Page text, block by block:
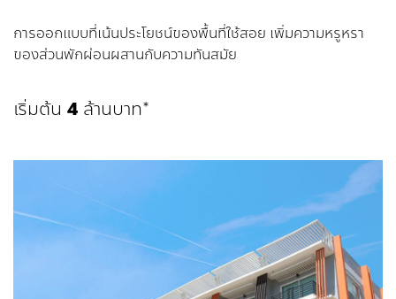
การออกแบบที่เน้นประโยชน์ของพื้นที่ใช้สอย เพิ่มความหรูหรา
ของส่วนพักผ่อนผสานกับความทันสมัย
เริ่มต้น 4 ล้านบาท*